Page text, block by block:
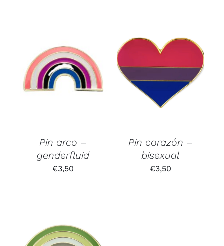
Pin arco –
genderfluid
€3,50
Pin corazón –
bisexual
€3,50